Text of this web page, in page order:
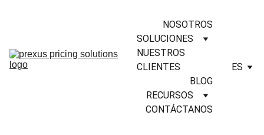
NOSOTROS
SOLUCIONES
NUESTROS
CLIENTES
BLOG
RECURSOS
CONTÁCTANOS
ES